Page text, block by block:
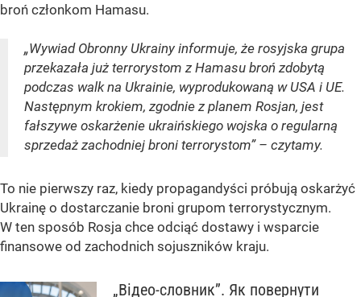
broń członkom Hamasu.
„Wywiad Obronny Ukrainy informuje, że rosyjska grupa
przekazała już terrorystom z Hamasu broń zdobytą
podczas walk na Ukrainie, wyprodukowaną w USA i UE.
Następnym krokiem, zgodnie z planem Rosjan, jest
fałszywe oskarżenie ukraińskiego wojska o regularną
sprzedaż zachodniej broni terrorystom” – czytamy.
To nie pierwszy raz, kiedy propagandyści próbują oskarżyć
Ukrainę o dostarczanie broni grupom terrorystycznym.
W ten sposób Rosja chce odciąć dostawy i wsparcie
finansowe od zachodnich sojuszników kraju.
„Відео-словник”. Як повернути